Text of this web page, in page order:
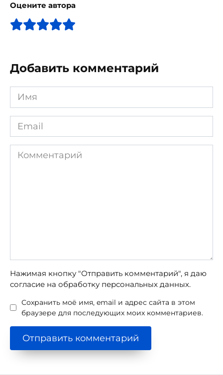
Оцените автора
Добавить комментарий
Имя
*
Email
*
Комментарий
Нажимая кнопку "Отправить комментарий", я даю
согласие на обработку персональных данных.
Сохранить моё имя, email и адрес сайта в этом
браузере для последующих моих комментариев.